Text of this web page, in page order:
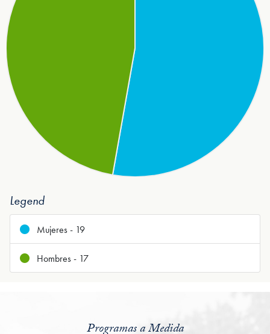
Legend
Mujeres - 19
Hombres - 17
Programas a Medida